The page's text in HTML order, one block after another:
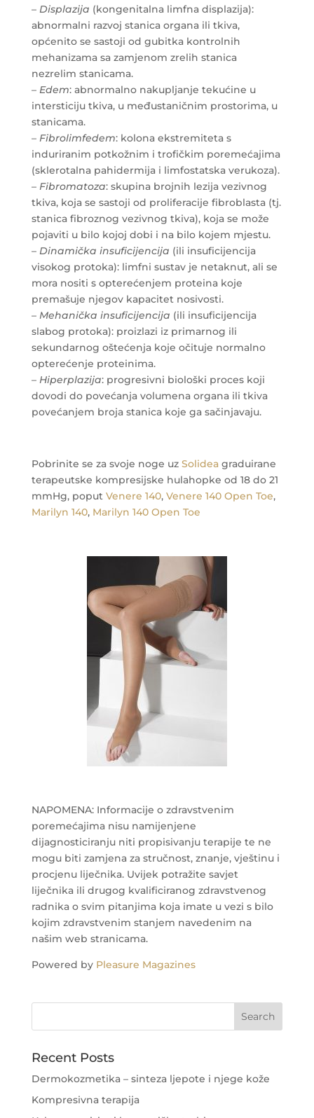
– Displazija (kongenitalna limfna displazija):
abnormalni razvoj stanica organa ili tkiva,
općenito se sastoji od gubitka kontrolnih
mehanizama sa zamjenom zrelih stanica
nezrelim stanicama.
– Edem: abnormalno nakupljanje tekućine u
intersticiju tkiva, u međustaničnim prostorima, u
stanicama.
– Fibrolimfedem: kolona ekstremiteta s
induriranim potkožnim i trofičkim poremećajima
(sklerotalna pahidermija i limfostatska verukoza).
– Fibromatoza: skupina brojnih lezija vezivnog
tkiva, koja se sastoji od proliferacije fibroblasta (tj.
stanica fibroznog vezivnog tkiva), koja se može
pojaviti u bilo kojoj dobi i na bilo kojem mjestu.
– Dinamička insuficijencija (ili insuficijencija
visokog protoka): limfni sustav je netaknut, ali se
mora nositi s opterećenjem proteina koje
premašuje njegov kapacitet nosivosti.
– Mehanička insuficijencija (ili insuficijencija
slabog protoka): proizlazi iz primarnog ili
sekundarnog oštećenja koje očituje normalno
opterećenje proteinima.
– Hiperplazija: progresivni biološki proces koji
dovodi do povećanja volumena organa ili tkiva
povećanjem broja stanica koje ga sačinjavaju.
Pobrinite se za svoje noge uz Solideagraduirane
terapeutske kompresijske hulahopke od 18 do 21
mmHg, poput Venere 140, Venere 140 Open Toe,
Marilyn 140, Marilyn 140 Open Toe
NAPOMENA: Informacije o zdravstvenim
poremećajima nisu namijenjene
dijagnosticiranju niti propisivanju terapije te ne
mogu biti zamjena za stručnost, znanje, vještinu i
procjenu liječnika. Uvijek potražite savjet
liječnika ili drugog kvalificiranog zdravstvenog
radnika o svim pitanjima koja imate u vezi s bilo
kojim zdravstvenim stanjem navedenim na
našim web stranicama.
Powered by Pleasure Magazines
Recent Posts
Dermokozmetika – sinteza ljepote i njege kože
Kompresivna terapija